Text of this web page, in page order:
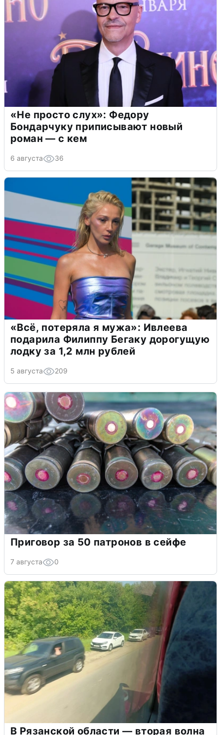
«Не просто слух»: Федору
Бондарчуку приписывают новый
роман — с кем
6 августа 36
«Всё, потеряла я мужа»: Ивлеева
подарила Филиппу Бегаку дорогущую
лодку за 1,2 млн рублей
5 августа 209
Приговор за 50 патронов в сейфе
7 августа 0
В Рязанской области — вторая волна